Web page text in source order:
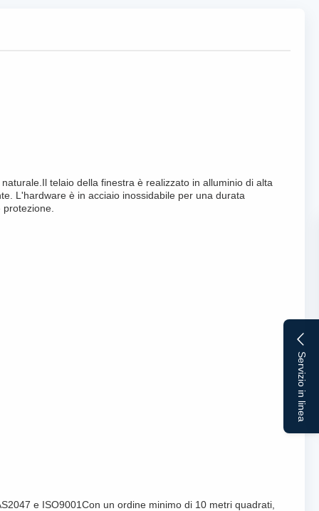
Servizio in linea
telaio della finestra è realizzato in alluminio di alta
L'hardware è in acciaio inossidabile per una durata
e ISO9001Con un ordine minimo di 10 metri quadrati,